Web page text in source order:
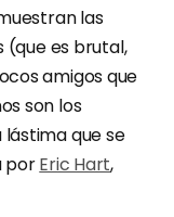
las
(que es brutal,
amigos que
son los
que se
porEric Hart,